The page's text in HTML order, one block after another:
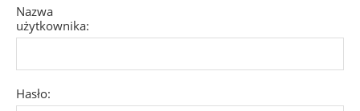
Nazwa
użytkownika:
Hasło: